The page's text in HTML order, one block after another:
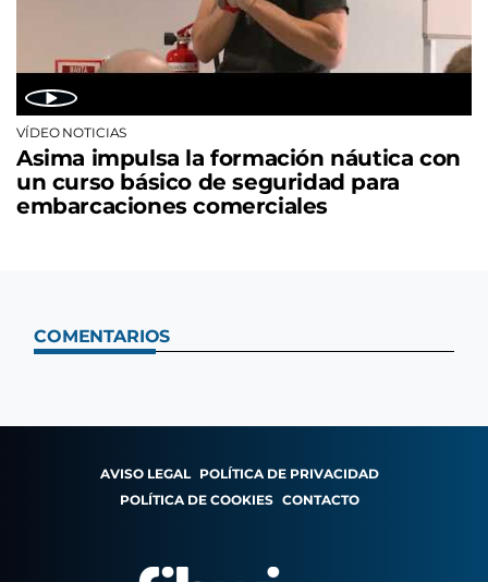
VÍDEO NOTICIAS
Asima impulsa la formación náutica con
un curso básico de seguridad para
embarcaciones comerciales
COMENTARIOS
AVISO LEGAL POLÍTICA DE PRIVACIDAD
POLÍTICA DE COOKIES CONTACTO